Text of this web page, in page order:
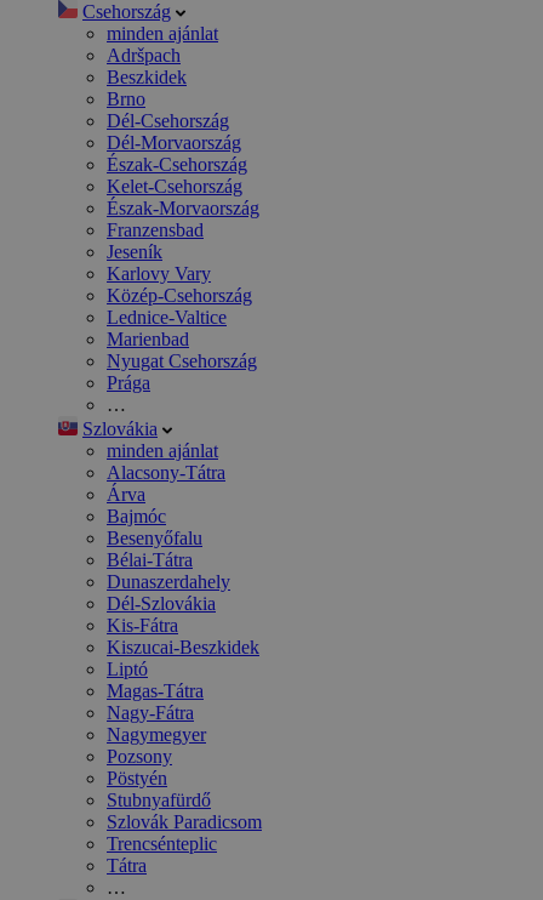
Csehország
minden ajánlat
Adršpach
Beszkidek
Brno
Dél-Csehország
Dél-Morvaország
Észak-Csehország
Kelet-Csehország
Észak-Morvaország
Franzensbad
Jeseník
Karlovy Vary
Közép-Csehország
Lednice-Valtice
Marienbad
Nyugat Csehország
Prága
…
Szlovákia
minden ajánlat
Alacsony-Tátra
Árva
Bajmóc
Besenyőfalu
Bélai-Tátra
Dunaszerdahely
Dél-Szlovákia
Kis-Fátra
Kiszucai-Beszkidek
Liptó
Magas-Tátra
Nagy-Fátra
Nagymegyer
Pozsony
Pöstyén
Stubnyafürdő
Szlovák Paradicsom
Trencsénteplic
Tátra
…